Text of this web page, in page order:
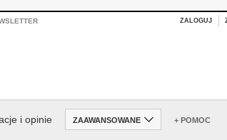
ZALOGUJ
i opinie ZAAWANSOWANE + POMOC